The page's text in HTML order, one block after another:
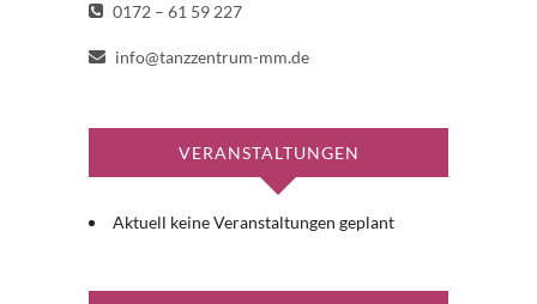
0172 – 61 59 227
info@tanzzentrum-mm.de
VERANSTALTUNGEN
Aktuell keine Veranstaltungen geplant